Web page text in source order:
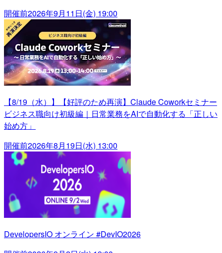
開催前2026年9月11日(金) 19:00
【8/19（水）】【好評のため再演】Claude Coworkセミナー
ビジネス職向け初級編｜日常業務をAIで自動化する「正しい
始め方」
開催前2026年8月19日(水) 13:00
DevelopersIO オンライン #DevIO2026